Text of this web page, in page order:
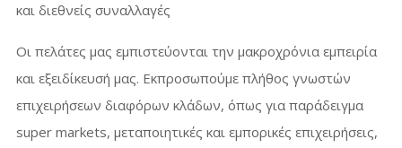
και διεθνείς συναλλαγές
Οι πελάτες μας εμπιστεύονται την μακροχρόνια εμπειρία
και εξειδίκευσή μας. Εκπροσωπούμε πλήθος γνωστών
επιχειρήσεων διαφόρων κλάδων, όπως για παράδειγμα
super markets, μεταποιητικές και εμπορικές επιχειρήσεις,